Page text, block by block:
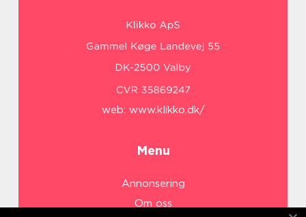
web: www.klikko.dk/
Menu
Annonsering
Om oss